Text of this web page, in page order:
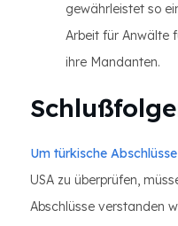
gewährleistet so
Arbeit für Anwälte
ihre Mandanten.
Um türkische Abschlüsse
USA zu überprüfen,
Abschlüsse verstanden